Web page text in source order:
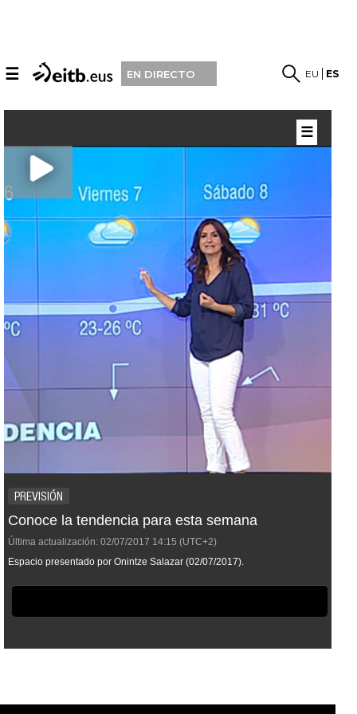
☰ EN DIRECTO EU ES
PREVISIÓN
Conoce la tendencia para esta semana
Última actualización: 02/07/2017 14:15 (UTC+2)
Espacio presentado por Onintze Salazar (02/07/2017).
☰